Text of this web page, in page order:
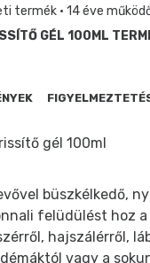
termék • 14 éve
GÉL 100ML
gél 100ml
büszkélkedő,
felüdülést hoz a
hajszálérről,
vagy a